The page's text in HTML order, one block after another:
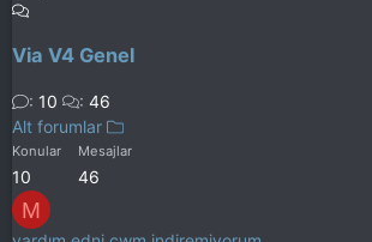
Via V4 Genel
10
46
Alt forumlar
Konular
10
Mesajlar
46
M